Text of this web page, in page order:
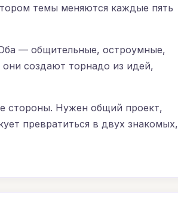
темы меняются каждые пять
— общительные, остроумные,
создают торнадо из идей,
стороны. Нужен общий проект,
превратиться в двух знакомых,